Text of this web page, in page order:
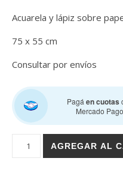
Acuarela y lápiz sobre
75 x 55 cm
Consultar por envíos
Pagáen cuotas
Mercado Pago
Estoy lista cantidad
AGREGAR AL